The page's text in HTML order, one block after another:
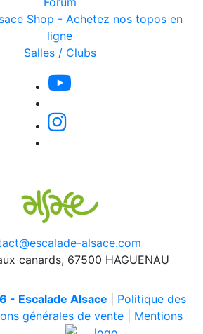
Shop - Achetez nos topos en
ligne
Salles / Clubs
alsace.com
canards, 67500 HAGUENAU
- Escalade Alsace
Politique des
générales de vente| Mentions